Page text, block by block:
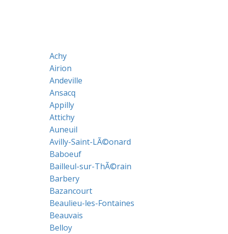
Achy
Airion
Andeville
Ansacq
Appilly
Attichy
Auneuil
Avilly-Saint-LÃ©onard
Baboeuf
Bailleul-sur-ThÃ©rain
Barbery
Bazancourt
Beaulieu-les-Fontaines
Beauvais
Belloy